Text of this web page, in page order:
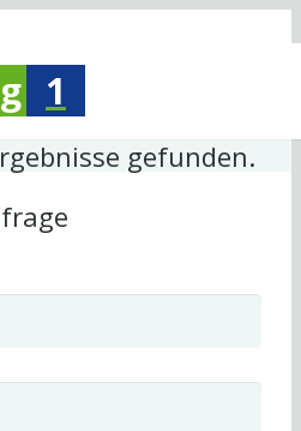
1
gefunden.